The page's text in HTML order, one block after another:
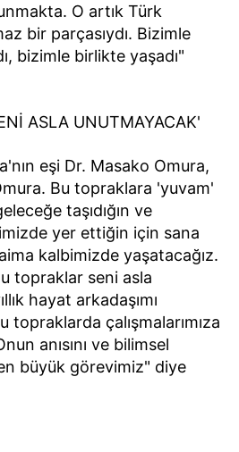
O artık Türk
bir parçasıydı. Bizimle
bizimle birlikte yaşadı"
ASLA UNUTMAYACAK'
eşi Dr. Masako Omura,
Bu topraklara 'yuvam'
taşıdığın ve
yer ettiğin için sana
kalbimizde yaşatacağız.
topraklar seni asla
hayat arkadaşımı
çalışmalarımıza
anısını ve bilimsel
büyük görevimiz" diye